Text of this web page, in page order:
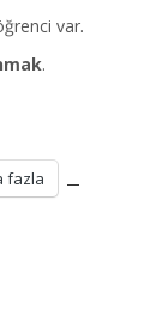
var.
.
fazla